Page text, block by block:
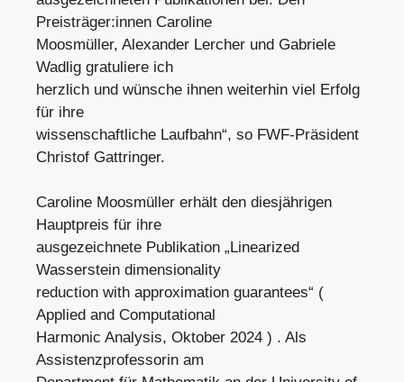
Preisträger:innen Caroline
Moosmüller, Alexander Lercher und Gabriele
Wadlig gratuliere ich
herzlich und wünsche ihnen weiterhin viel Erfolg
für ihre
wissenschaftliche Laufbahn“, so FWF-Präsident
Christof Gattringer.
Caroline Moosmüller erhält den diesjährigen
Hauptpreis für ihre
ausgezeichnete Publikation „Linearized
Wasserstein dimensionality
reduction with approximation guarantees“ (
Applied and Computational
Harmonic Analysis, Oktober 2024 ) . Als
Assistenzprofessorin am